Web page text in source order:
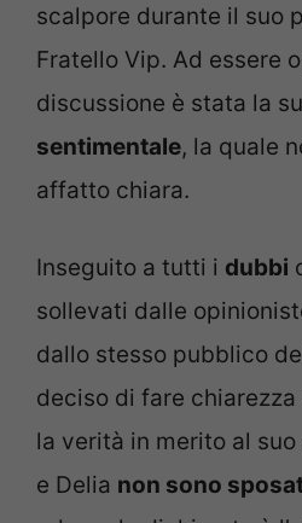
scalpore durante il suo
Fratello Vip. Ad essere
discussione è stata la
sentimentale, la quale
affatto chiara.
Inseguito a tutti i dubbi
sollevati dalle
dallo stesso pubblico
deciso di fare
la verità in merito al suo
e Delia non sono